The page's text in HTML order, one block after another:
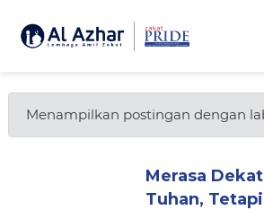
Menampilkan postingan dengan
Merasa
Tuhan,